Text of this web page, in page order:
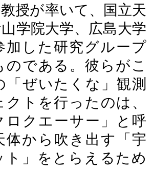
授が率いて、国立天
学院大学、広島大学
加した研究グループ
のである。彼らがこ
「ぜいたくな」観測
クトを行ったのは、
ロクエーサー」と呼
体から吹き出す「宇
ト」をとらえるため